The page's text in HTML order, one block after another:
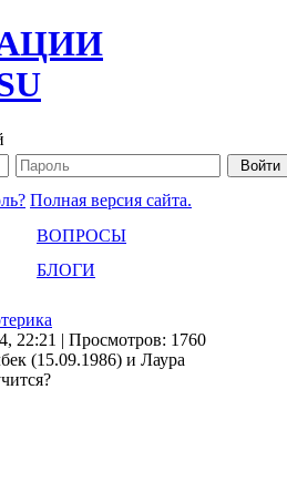
Полная версия сайта.
ВОПРОСЫ
БЛОГИ
22:21 | Просмотров: 1760
(15.09.1986) и Лаура